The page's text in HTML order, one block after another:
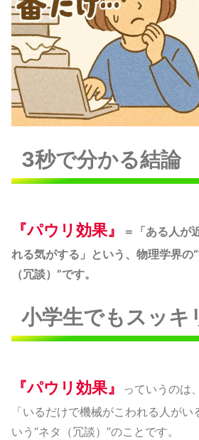
3秒で分かる結論
『パウリ効果』
＝「ある人が
れる気がする」という、物理学界の
（冗談）”です。
小学生でもスッキ
『パウリ効果』
っていうのは、
「いるだけで機械がこわれる人が
いう“ネタ（冗談）”のことです。